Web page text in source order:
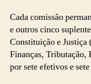
Cada comissão
e outros cinco
Constituição e Justiça
Finanças, Tributação,
por sete efetivos e